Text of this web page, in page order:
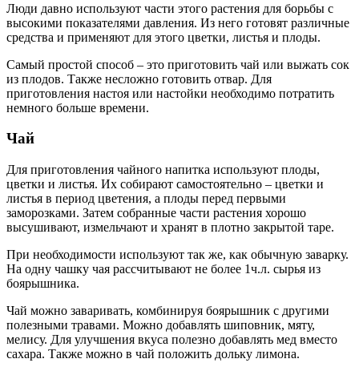
Люди давно используют части этого растения для борьбы с
высокими показателями давления. Из него готовят различные
средства и применяют для этого цветки, листья и плоды.
Самый простой способ – это приготовить чай или выжать сок
из плодов. Также несложно готовить отвар. Для
приготовления настоя или настойки необходимо потратить
немного больше времени.
Чай
Для приготовления чайного напитка используют плоды,
цветки и листья. Их собирают самостоятельно – цветки и
листья в период цветения, а плоды перед первыми
заморозками. Затем собранные части растения хорошо
высушивают, измельчают и хранят в плотно закрытой таре.
При необходимости используют так же, как обычную заварку.
На одну чашку чая рассчитывают не более 1ч.л. сырья из
боярышника.
Чай можно заваривать, комбинируя боярышник с другими
полезными травами. Можно добавлять шиповник, мяту,
мелису. Для улучшения вкуса полезно добавлять мед вместо
сахара. Также можно в чай положить дольку лимона.